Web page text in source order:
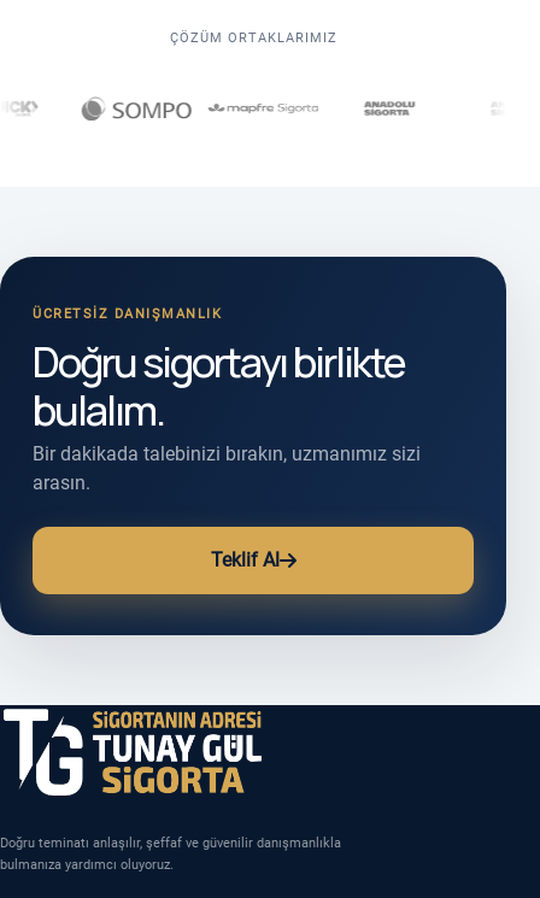
ÇÖZÜM ORTAKLARIMIZ
ÜCRETSIZ DANIŞMANLIK
Doğru sigortayı birlikte
bulalım.
Bir dakikada talebinizi bırakın, uzmanımız sizi
arasın.
Teklif Al
Doğru teminatı anlaşılır, şeffaf ve güvenilir danışmanlıkla
bulmanıza yardımcı oluyoruz.